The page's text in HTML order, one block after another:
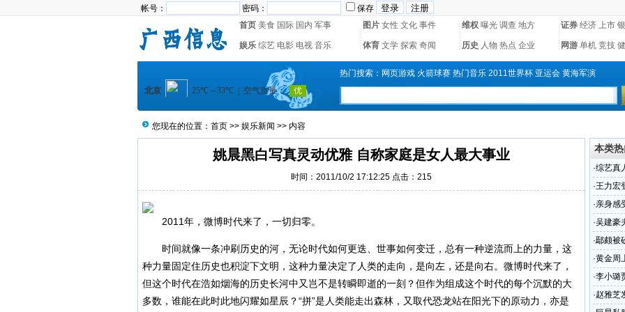
帐号： 密码：
保存
首页 美食 国际 国内 军事 图片 女性 文化 事件 维权 曝光 调查 地方 证券 经济 上市
娱乐 综艺 电影 电视 音乐 体育 文学 探索 奇闻 历史 人物 热点 企业 网游 单机 竞技
热门搜索： 网页游戏 火箭球赛 热门音乐 2011世界杯 亚运会 黄海军演
您现在的位置： 首页 >> 娱乐新闻 >> 内容
姚晨黑白写真灵动优雅 自称家庭是女人最大事业
时间：2011/10/2 17:12:25 点击： 215
2011年，微博时代来了，一切归零。
时间就像一条冲刷历史的河，无论时代如何更迭、世事如何变迁，总有一种逆流而上的力量，这
种力量固定住历史也积淀下文明，这种力量决定了人类的走向，是向左，还是向右。微博时代来了，
但这个时代在浩如烟海的历史长河中又岂不是转瞬即逝的一刻？但作为组成这个时代的每个沉默的大
多数，谁能在此时此地闪耀如星辰？“拼”是人类能走出森林，又取代恐龙站在阳光下的原动力，亦是
本类
·综艺真
·王力宏
·亲身感
·吴建豪
·鄢颇被
(图)
·黄金周
·李小璐
·赵雅芝